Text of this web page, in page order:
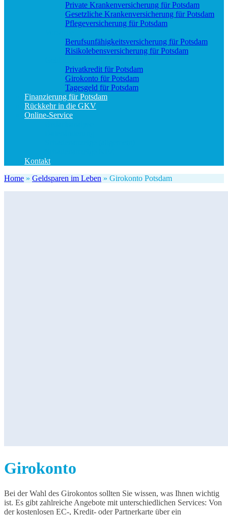
Private Krankenversicherung für Potsdam
Gesetzliche Krankenversicherung für Potsdam
Pflegeversicherung für Potsdam
Berufs­unfähigkeitsversicherung für Potsdam
Risikolebensversicherung für Potsdam
Privatkredit für Potsdam
Girokonto für Potsdam
Tagesgeld für Potsdam
Finanzierung für Potsdam
Rückkehr in die GKV
Online-Service
Kontakt
Home » Geldsparen im Leben » Girokonto Potsdam
Girokonto
Bei der Wahl des Girokontos sollten Sie wissen, was Ihnen wichtig
ist. Es gibt zahlreiche Angebote mit unterschiedlichen Services: Von
der kostenlosen EC-, Kredit- oder Partnerkarte über ein